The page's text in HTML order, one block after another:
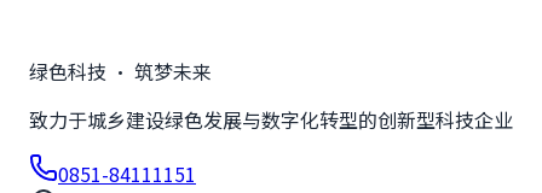
绿色科技 · 筑梦未来
致力于城乡建设绿色发展与数字化转型的创新型科技企业
0851-84111151